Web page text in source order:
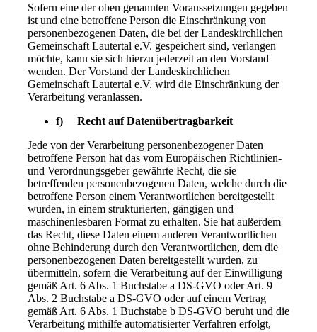
Sofern eine der oben genannten Voraussetzungen gegeben
ist und eine betroffene Person die Einschränkung von
personenbezogenen Daten, die bei der Landeskirchlichen
Gemeinschaft Lautertal e.V. gespeichert sind, verlangen
möchte, kann sie sich hierzu jederzeit an den Vorstand
wenden. Der Vorstand der Landeskirchlichen
Gemeinschaft Lautertal e.V. wird die Einschränkung der
Verarbeitung veranlassen.
f) Recht auf Datenübertragbarkeit
Jede von der Verarbeitung personenbezogener Daten
betroffene Person hat das vom Europäischen Richtlinien-
und Verordnungsgeber gewährte Recht, die sie
betreffenden personenbezogenen Daten, welche durch die
betroffene Person einem Verantwortlichen bereitgestellt
wurden, in einem strukturierten, gängigen und
maschinenlesbaren Format zu erhalten. Sie hat außerdem
das Recht, diese Daten einem anderen Verantwortlichen
ohne Behinderung durch den Verantwortlichen, dem die
personenbezogenen Daten bereitgestellt wurden, zu
übermitteln, sofern die Verarbeitung auf der Einwilligung
gemäß Art. 6 Abs. 1 Buchstabe a DS-GVO oder Art. 9
Abs. 2 Buchstabe a DS-GVO oder auf einem Vertrag
gemäß Art. 6 Abs. 1 Buchstabe b DS-GVO beruht und die
Verarbeitung mithilfe automatisierter Verfahren erfolgt,